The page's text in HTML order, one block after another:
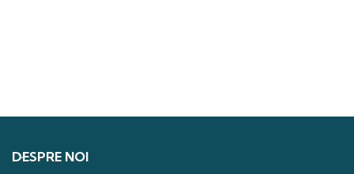
DESPRE NOI